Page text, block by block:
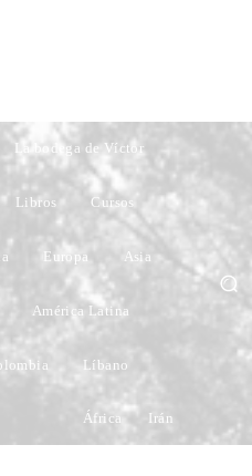
La bodega de Víctor
Libros Cursos
Europa Asia
América Latina
Líbano
África Irán